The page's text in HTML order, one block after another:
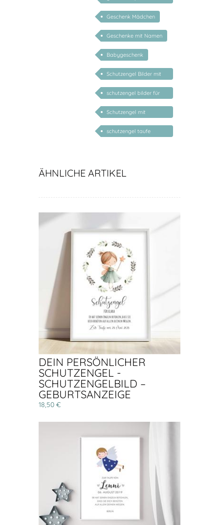
kinder
Geschenk Mädchen
Geschenke mit Namen
Babygeschenk
Schutzengel Bilder mit
Gedichten
schutzengel bilder für
kinder
Schutzengel mit
Geburtsdatum
schutzengel taufe
ÄHNLICHE ARTIKEL
DEIN PERSÖNLICHER
SCHUTZENGEL -
SCHUTZENGELBILD –
GEBURTSANZEIGE
18,50 €